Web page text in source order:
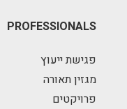
PROFESSIONALS
פגישת ייעוץ
מגזין תאורה
פרויקטים